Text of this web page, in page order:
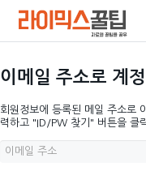
이메일 주소로 계정
회원정보에 등록된 메일 주소로
력하고 "ID/PW 찾기" 버튼을 클